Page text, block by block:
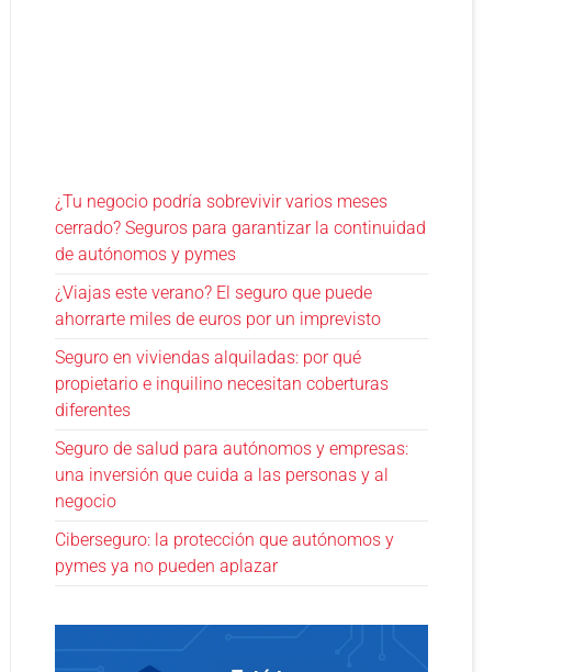
¿Tu negocio podría sobrevivir varios meses
cerrado? Seguros para garantizar la continuidad
de autónomos y pymes
¿Viajas este verano? El seguro que puede
ahorrarte miles de euros por un imprevisto
Seguro en viviendas alquiladas: por qué
propietario e inquilino necesitan coberturas
diferentes
Seguro de salud para autónomos y empresas:
una inversión que cuida a las personas y al
negocio
Ciberseguro: la protección que autónomos y
pymes ya no pueden aplazar